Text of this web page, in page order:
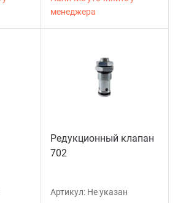
менеджера
Редукционный клапан
702
Артикул: Не указан